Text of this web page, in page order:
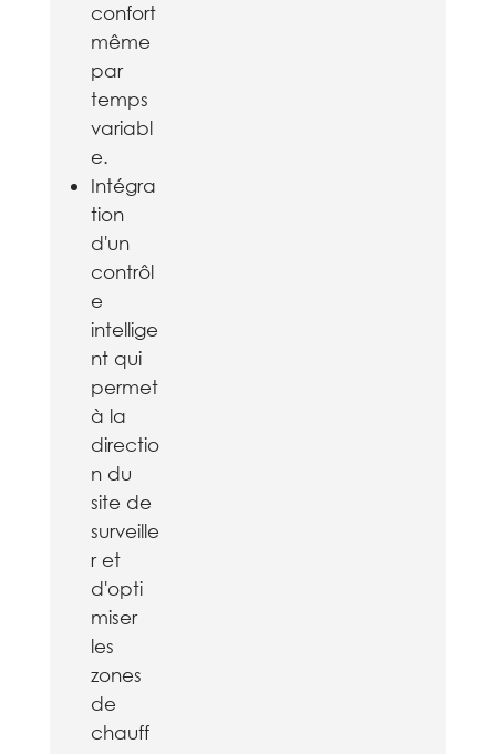
confort
même
par
temps
variabl
e.
Intégra
tion
d'un
contrôl
e
intellige
nt qui
permet
à la
directio
n du
site de
surveille
r et
d'opti
miser
les
zones
de
chauff